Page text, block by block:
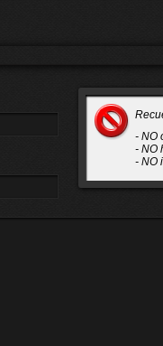
- NO
- NO
- NO